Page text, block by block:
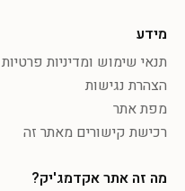
מידע
תנאי שימוש ומדיניות פרטיות
הצהרת נגישות
מפת אתר
רכישת קישורים מאתר זה
מה זה אתר אקדמג'יק?